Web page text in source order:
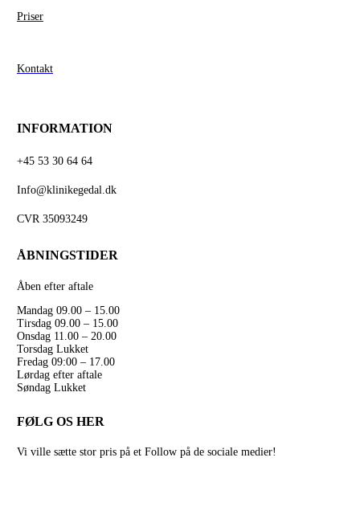
Priser
Kontakt
INFORMATION
+45 53 30 64 64
Info@klinikegedal.dk
CVR 35093249
ÅBNINGSTIDER
Åben efter aftale
Mandag 09.00 – 15.00
Tirsdag 09.00 – 15.00
Onsdag 11.00 – 20.00
Torsdag Lukket
Fredag 09:00 – 17.00
Lørdag efter aftale
Søndag Lukket
FØLG OS HER
Vi ville sætte stor pris på et Follow på de sociale medier!